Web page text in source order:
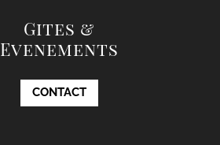
Gites &
Evenements
CONTACT